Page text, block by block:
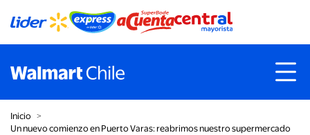
Inicio ˃
Un nuevo comienzo en Puerto Varas: reabrimos nuestro supermercado